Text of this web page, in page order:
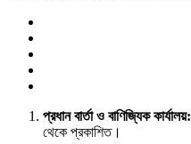
প্রধান বার্তা ও বাণিজ্যিক কার্যালয়:
থেকে প্রকাশিত।